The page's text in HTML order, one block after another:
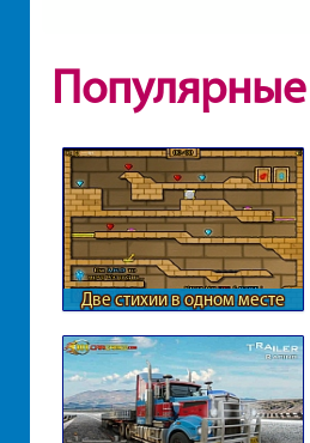
Две стихии в одном месте